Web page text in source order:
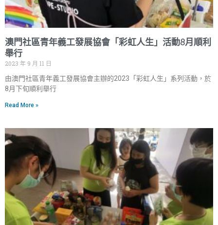
澳門社區青年義工發展協會「彩虹人生」活動8月順利
舉行
2023 年 9 月 11 日
由澳門社區青年義工發展協會主辦的2023「彩虹人生」系列活動，於
8月下旬順利舉行
Read More »